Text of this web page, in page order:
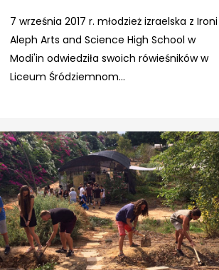
7 września 2017 r. młodzież izraelska z Ironi
Aleph Arts and Science High School w
Modi'in odwiedziła swoich rówieśników w
Liceum Śródziemnom...